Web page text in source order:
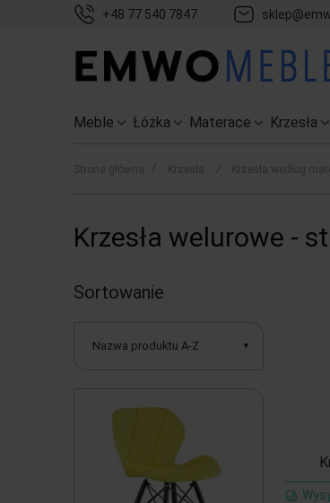
+48 77 540 7847
Meble Łóżka Materace Krzesła
Strona główna Krzesła Krzesła według
Krzesła welurowe -
Sortowanie
Nazwa produktu A-Z